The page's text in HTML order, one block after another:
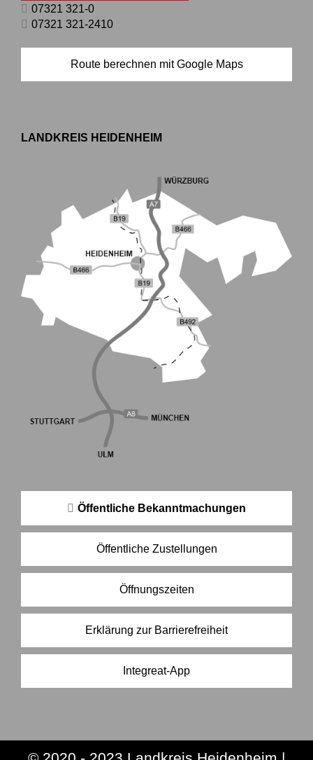
07321 321-0
07321 321-2410
Route berechnen mit Google Maps
LANDKREIS HEIDENHEIM
Öffentliche Bekanntmachungen
Öffentliche Zustellungen
Öffnungszeiten
Erklärung zur Barrierefreiheit
Integreat-App